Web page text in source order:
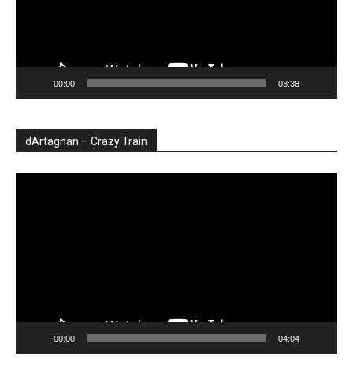
00:00 03:38
dArtagnan – Crazy Train
00:00 04:04